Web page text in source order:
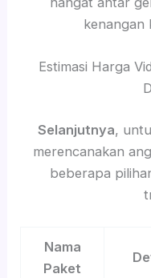
kenangan
Estimasi Harga
Selanjutnya,
merencanakan
beberapa
Nama
Paket